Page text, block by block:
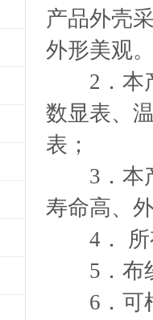
产品外壳
外形美观
2．本产
数显表、
表；
3．本产
寿命高、
4． 所有
5．布线
6．可根